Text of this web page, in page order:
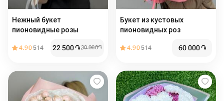
Нежный букет
пионовидные розы
4.90514 22 500֏30 000֏
Букет из кустовых
пионовидных роз
4.90514 60 000֏